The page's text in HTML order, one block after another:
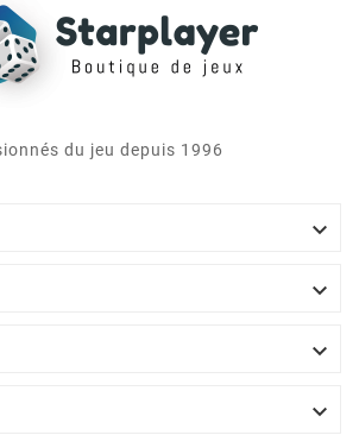
du jeu depuis 1996



